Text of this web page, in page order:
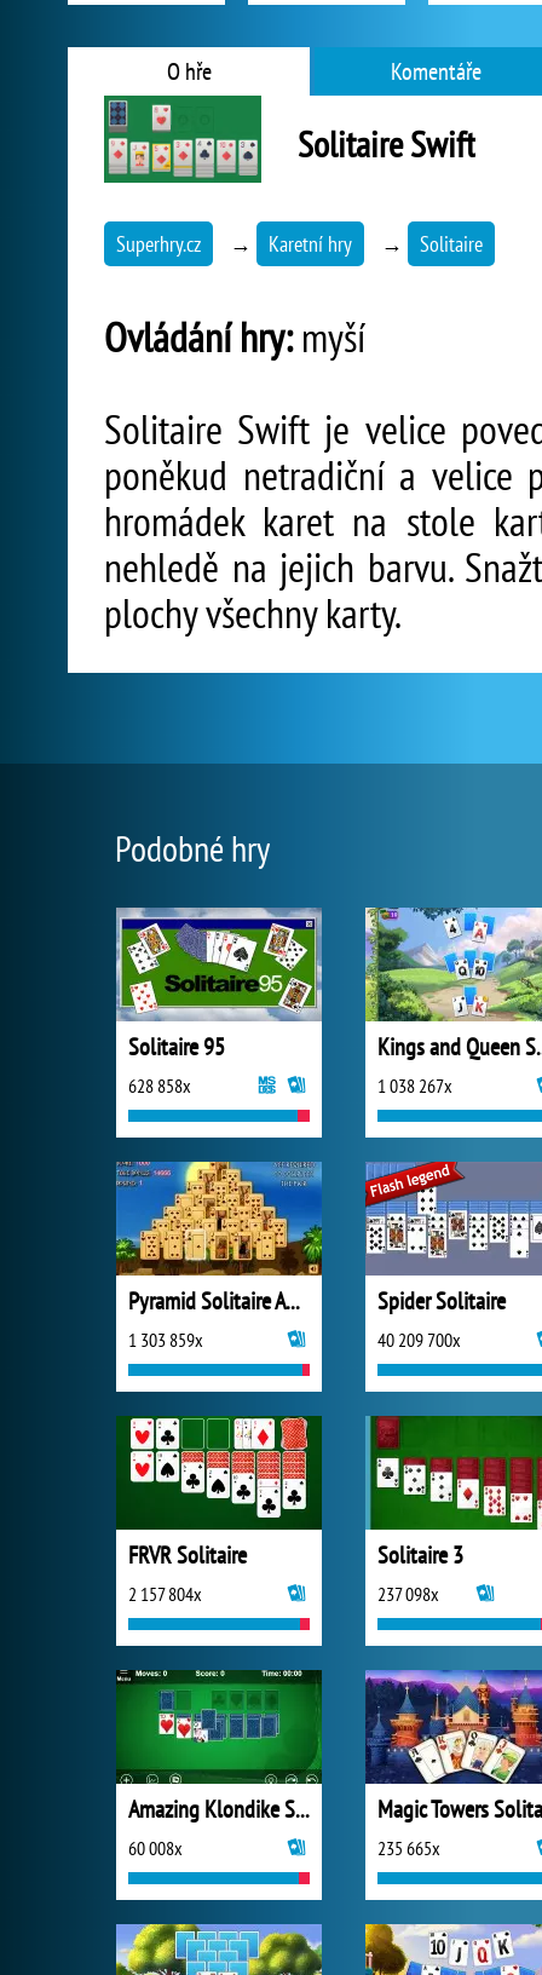
O hře Komentáře
Solitaire Swift
Superhry.cz → Karetní hry → Solitaire
Ovládání hry:myší
Solitaire Swift je velice
poněkud netradiční a velice
hromádek karet na stole
nehledě na jejich barvu.
plochy všechny karty.
Podobné hry
Solitaire 95
628 858x
Kings
1 038 267x
Pyramid Solitaire Ancient Egypt
1 303 859x
Spider Solitaire
40 209 700x
FRVR Solitaire
2 157 804x
Solitaire 3
237 098x
Amazing Klondike Solitaire
60 008x 235 665x